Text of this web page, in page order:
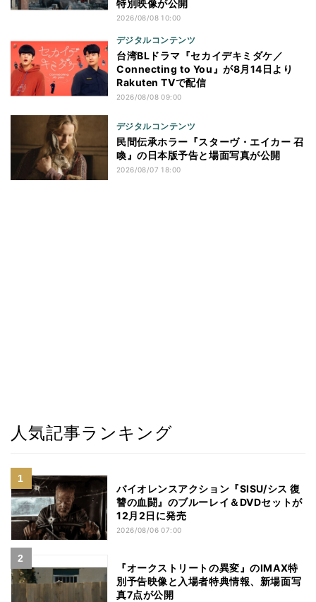
特別映像が公開
2026/08/08 10:00
デジタルコンテンツ
台湾BLドラマ『セカイデキミダケ／
Connecting to You』が8月14日より
Rakuten TVで配信
2026/08/08 09:00
デジタルコンテンツ
民間伝承ホラー『スターヴ・エイカー 召
喚』の日本版予告と場面写真が公開
2026/08/07 18:00
人気記事ランキング
バイオレンスアクション『SISU/シス 復
讐の血闘』のブルーレイ＆DVDセットが
12月2日に発売
2026/08/06 07:00
『オークストリートの異変』のIMAX特
別予告映像と入場者特典情報、新場面写
真7点が公開